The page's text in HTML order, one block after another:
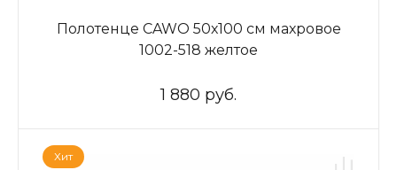
Полотенце CAWO 50х100 см махровое
1002-518 желтое
1 880 руб.
Хит